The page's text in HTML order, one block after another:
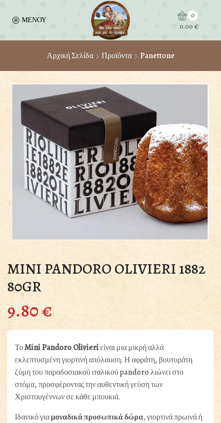
ΜΕΝΟΥ
0
0.00€
Αρχική Σελίδα Προϊόντα Panettone
MINI PANDORO OLIVIERI 1882
80GR
9.80€
ΤοMini Pandoro Olivieriείναι μια μικρή αλλά
εκλεπτυσμένη γιορτινή απόλαυση. Η αφράτη, βουτυράτη
ζύμη του παραδοσιακού ιταλικού pandoro λιώνει στο
στόμα, προσφέροντας την αυθεντική γεύση των
Χριστουγέννων σε κάθε μπουκιά.
Ιδανικό γιαμοναδικά προσωπικά δώρα, γιορτινά πρωινά ή